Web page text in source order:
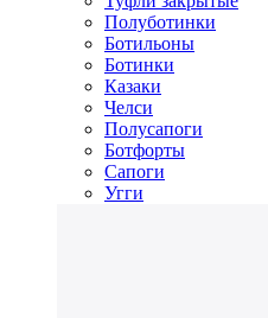
Полуботинки
Ботильоны
Ботинки
Казаки
Челси
Полусапоги
Ботфорты
Сапоги
Угги